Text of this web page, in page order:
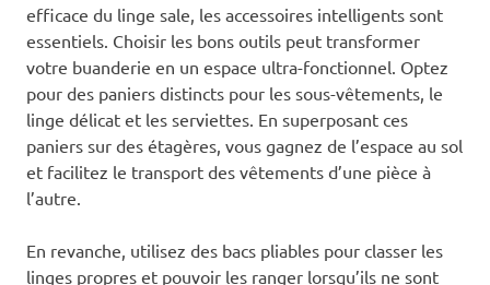
efficace du linge sale, les accessoires intelligents sont
essentiels. Choisir les bons outils peut transformer
votre buanderie en un espace ultra-fonctionnel. Optez
pour des paniers distincts pour les sous-vêtements, le
linge délicat et les serviettes. En superposant ces
paniers sur des étagères, vous gagnez de l’espace au sol
et facilitez le transport des vêtements d’une pièce à
l’autre.
En revanche, utilisez des bacs pliables pour classer les
linges propres et pouvoir les ranger lorsqu’ils ne sont